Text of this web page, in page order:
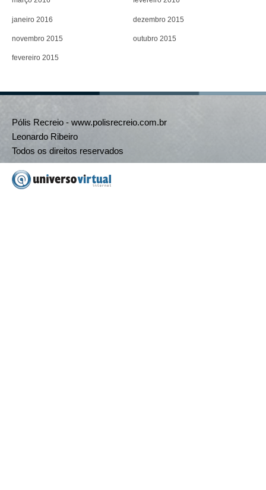
janeiro 2016 dezembro 2015
novembro 2015 outubro 2015
fevereiro 2015
Pólis Recreio - www.polisrecreio.com.br
Leonardo Ribeiro
Todos os direitos reservados